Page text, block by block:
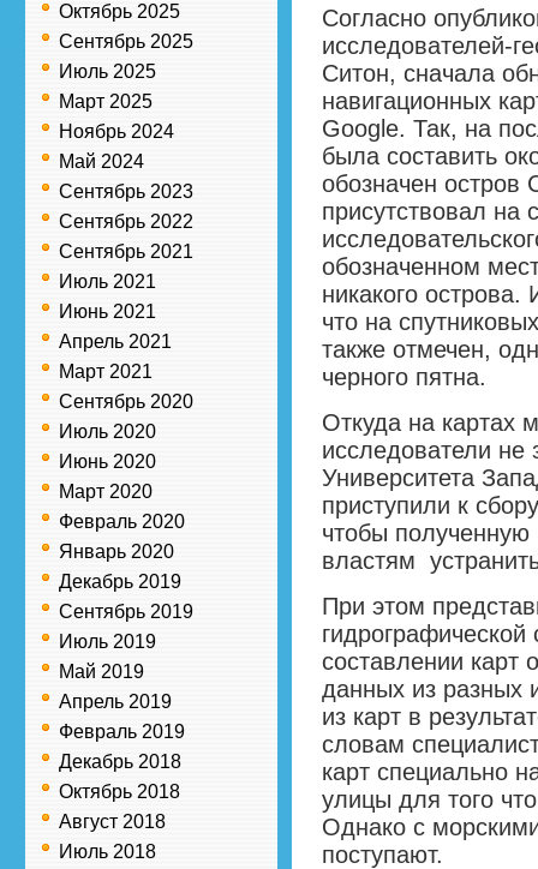
Октябрь 2025
Сентябрь 2025
Июль 2025
Март 2025
Ноябрь 2024
Май 2024
Сентябрь 2023
Сентябрь 2022
Сентябрь 2021
Июль 2021
Июнь 2021
Апрель 2021
Март 2021
Сентябрь 2020
Июль 2020
Июнь 2020
Март 2020
Февраль 2020
Январь 2020
Декабрь 2019
Сентябрь 2019
Июль 2019
Май 2019
Апрель 2019
Февраль 2019
Декабрь 2018
Октябрь 2018
Август 2018
Июль 2018
Согласно
исследователей-
Ситон, сначала
навигационных
Google. Так, на
была составить
обозначен остров
присутствовал на
обозначенном
никакого
что на
также отмечен,
черного пятна.
Откуда на картах
исследователи не
Университета
приступили к
чтобы
властям
При этом
составлении карт
данных из разных
из карт в
словам
карт специально
улицы для того
Однако с
поступают.